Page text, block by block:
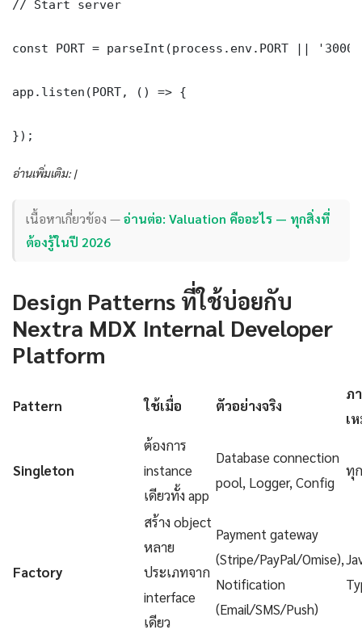
// Start server
const PORT = parseInt(process.env.PORT ||
app.listen(PORT, () => {
});
อ่านเพิ่มเติม: |
เนื้อหาเกี่ยวข้อง —อ่านต่อ: Valuation คืออะไร — ทุกสิ่งที่
ต้องรู้ในปี 2026
Design Patterns ที่ใช้บ่อยกับ
Nextra MDX Internal Developer
Platform
Pattern ใช้เมื่อ ตัวอย่างจริง
ภ
เ
Singleton
ต้องการ
instance
เดียวทั้ง app
Database connection
pool, Logger, Config
ทุ
Factory
สร้าง object
หลาย
ประเภทจาก
interface
เดียว
Payment gateway
(Stripe/PayPal/Omise),
Notification
(Email/SMS/Push)